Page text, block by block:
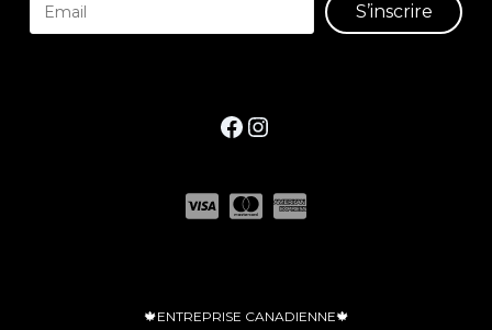
S’inscrire
Facebook
Instagram
🍁ENTREPRISE CANADIENNE🍁